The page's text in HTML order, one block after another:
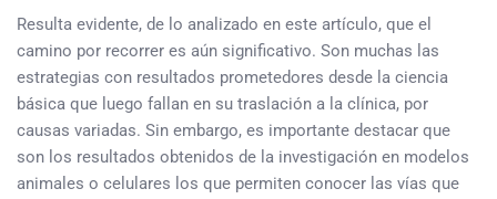
Resulta evidente, de lo analizado en este artículo, que el
camino por recorrer es aún significativo. Son muchas las
estrategias con resultados prometedores desde la ciencia
básica que luego fallan en su traslación a la clínica, por
causas variadas. Sin embargo, es importante destacar que
son los resultados obtenidos de la investigación en modelos
animales o celulares los que permiten conocer las vías que